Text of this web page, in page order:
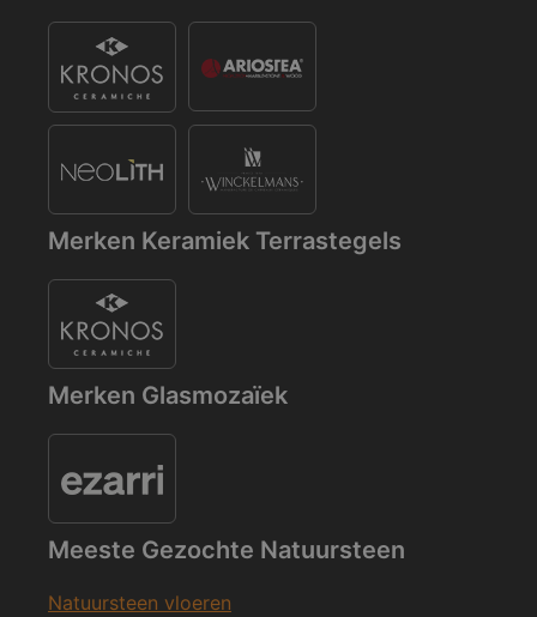
Merken Keramiek Terrastegels
Merken Glasmozaïek
Meeste Gezochte Natuursteen
Natuursteen vloeren